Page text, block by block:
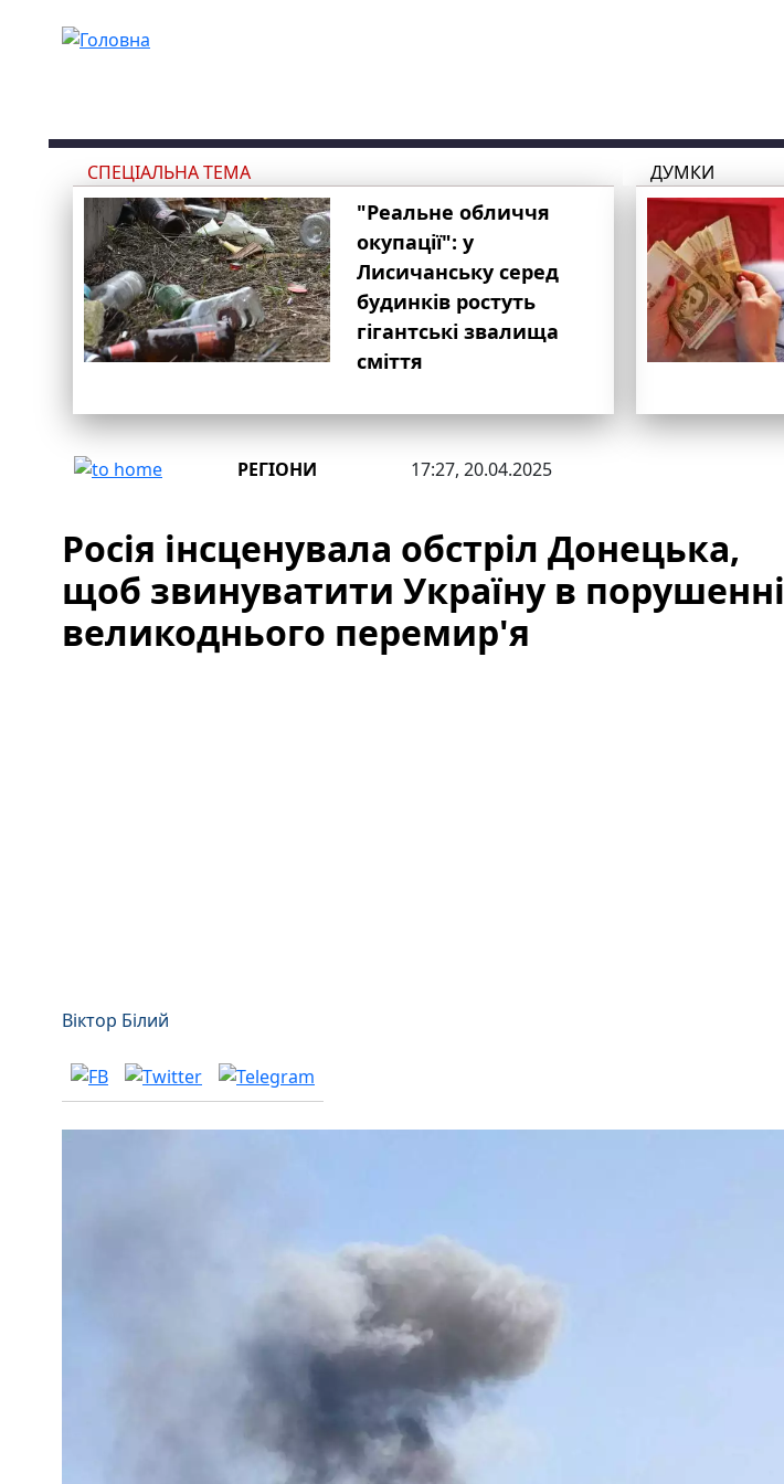
СПЕЦІАЛЬНА ТЕМА
"Реальне обличчя
окупації": у
Лисичанську серед
будинків ростуть
гігантські звалища
сміття
ДУМКИ
РЕГІОНИ 17:27, 20.04.2025
Росія інсценувала обстріл Донецька,
щоб звинуватити Україну в порушенні
великоднього перемир'я
Віктор Білий